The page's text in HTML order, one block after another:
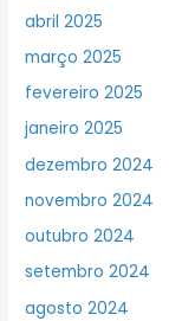
abril 2025
março 2025
fevereiro 2025
janeiro 2025
dezembro 2024
novembro 2024
outubro 2024
setembro 2024
agosto 2024